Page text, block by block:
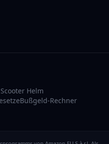
Scooter Helm
Bußgeld-Rechner